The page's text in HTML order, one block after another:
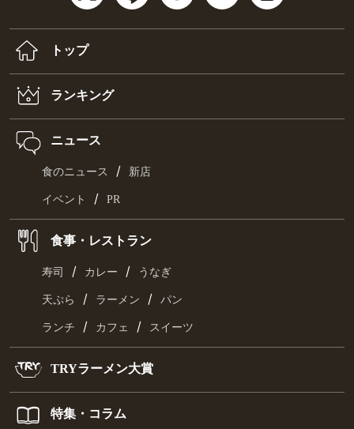
トップ
ランキング
ニュース
食のニュース / 新店
イベント / PR
食事・レストラン
寿司 / カレー / うなぎ
天ぷら / ラーメン / パン
ランチ / カフェ / スイーツ
TRYラーメン大賞
特集・コラム